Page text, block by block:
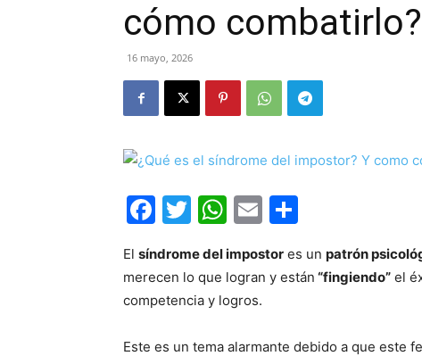
cómo combatirlo?
16 mayo, 2026
Facebook
Twitter
WhatsApp
Email
El síndrome del impostor es un patrón
merecen lo que logran y están “fingiendo” el
competencia y logros.
Este es un tema alarmante debido a que este